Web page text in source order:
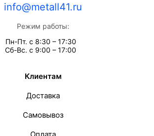
info@metall41.ru
Режим работы:
Пн-Пт. с 8:30 – 17:30
Сб-Вс. с 9:00 – 17:00
Клиентам
Доставка
Самовывоз